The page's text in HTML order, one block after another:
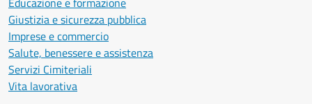
Giustizia e sicurezza pubblica
Imprese e commercio
Salute, benessere e assistenza
Servizi Cimiteriali
Vita lavorativa